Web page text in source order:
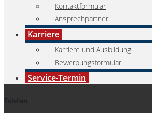
Kontaktformular
Ansprechpartner
Karriere
Karriere und Ausbildung
Bewerbungsformular
Service-Termin
Telefon